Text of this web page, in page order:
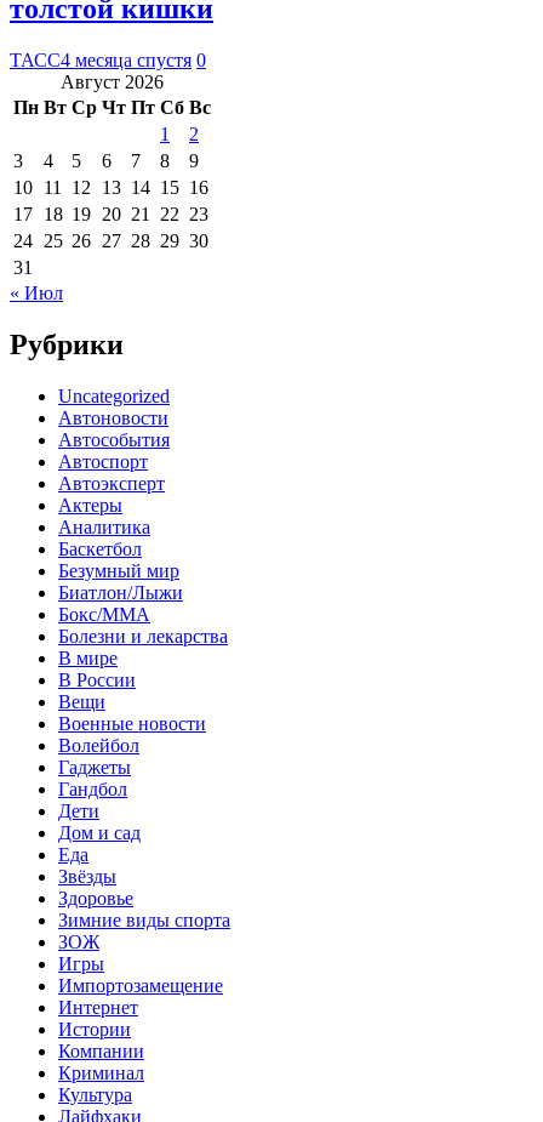
толстой кишки
ТАСС4 месяца спустя 0
Август 2026
Пн Вт Ср Чт Пт Сб Вс
1
2
3
4 5 6 7 8
9
10 11 12 13 14 15 16
17 18 19 20 21 22 23
24 25 26 27 28 29 30
31
« Июл
Рубрики
Uncategorized
Автоновости
Автособытия
Автоспорт
Автоэксперт
Актеры
Аналитика
Баскетбол
Безумный мир
Биатлон/Лыжи
Бокс/MMA
Болезни и лекарства
В мире
В России
Вещи
Военные новости
Волейбол
Гаджеты
Гандбол
Дети
Дом и сад
Еда
Звёзды
Здоровье
Зимние виды спорта
ЗОЖ
Игры
Импортозамещение
Интернет
Истории
Компании
Криминал
Культура
Лайфхаки